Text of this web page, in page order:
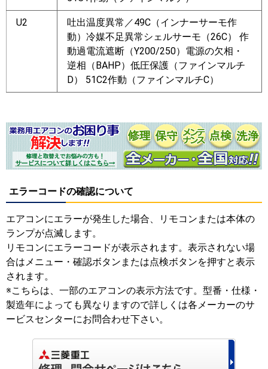
U2
吐出温度異常／49C（インナーサーモ作
動）冷媒不足異常シェルサーモ（26C） 作
動過電流遮断（Y200/250）電源の欠相・
逆相（BAHP）低圧保護（ファインマルチ
D） 51C2作動（ファインマルチC）
エラーコードの確認について
エアコンにエラーが発生した場合、リモコンまたは本体の
ランプが点滅します。
リモコンにエラーコードが表示されます。表示されない場
合はメニュー・確認ボタンまたは点検ボタンを押すと表示
されます。
※こちらは、一部のエアコンの表示方法です。型番・仕様・
製造年によっても異なりますので詳しくは各メーカーのサ
ービスセンターにお問合わせ下さい。